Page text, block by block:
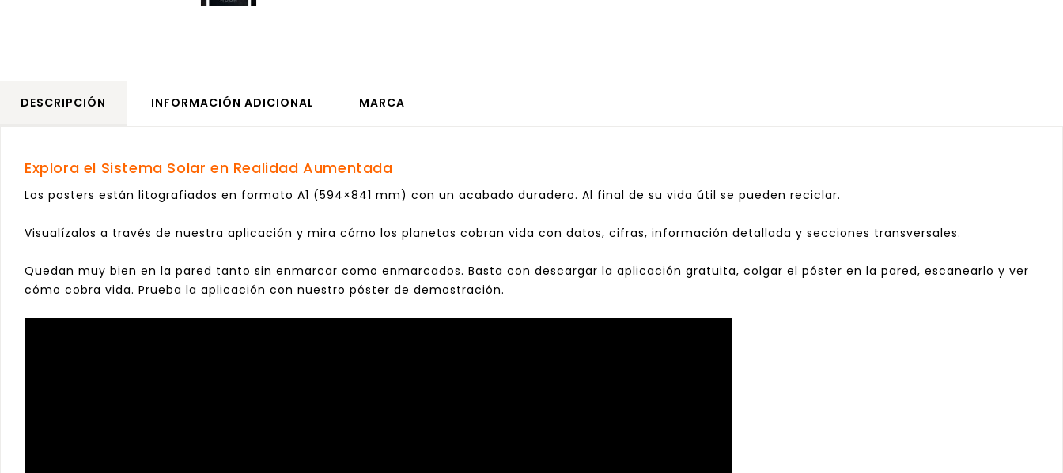
DESCRIPCIÓN INFORMACIÓN ADICIONAL MARCA
Explora el Sistema Solar en Realidad Aumentada
Los posters están litografiados en formato A1 (594×841 mm) con un acabado duradero. Al final de su vida útil se pueden reciclar.
Visualízalos a través de nuestra aplicación y mira cómo los planetas cobran vida con datos, cifras, información detallada y secciones transversales.
Quedan muy bien en la pared tanto sin enmarcar como enmarcados. Basta con descargar la aplicación gratuita, colgar el póster en la pared, escanearlo y ver
cómo cobra vida. Prueba la aplicación con nuestro póster de demostración.